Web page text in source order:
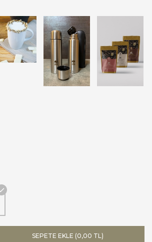
SEPETE EKLE (0,00 TL)